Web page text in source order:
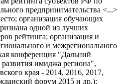
предпринимательства <...>
организация обучающих
одной из лучших
рейтинга; организация и
и межрегионального
конференция "Дальний
развития имиджа региона",
края - 2014, 2016, 2017,
форум 2015 и др.);